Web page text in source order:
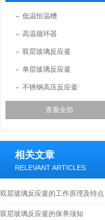
低温恒温槽
高温循环器
双层玻璃反应釜
单层玻璃反应釜
不锈钢高压反应釜
查看全部
相关文章
RELEVANT ARTICLES
双层玻璃反应釜的工作原理及特点
双层玻璃反应釜的保养须知